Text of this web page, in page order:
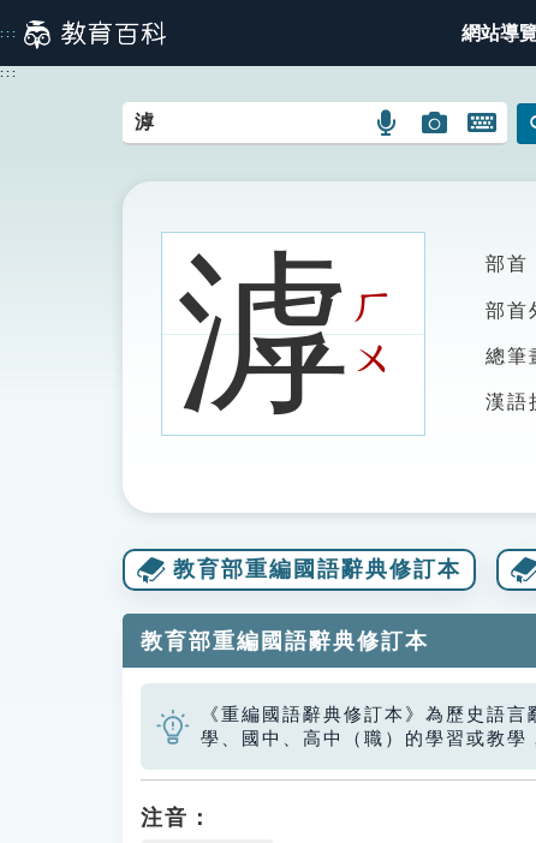
到
主
::: 網站導
:::
語
搜
圖
圖
搜
開
鍵
示
滹ㄏ
ㄨ
部首
部首
總筆
漢語
教育部重編國語辭典修訂本
教育部重編國語辭典修訂本
《重編國語辭典修訂本》為歷史語
學、國中、高中（職）的學習或教學
注音：